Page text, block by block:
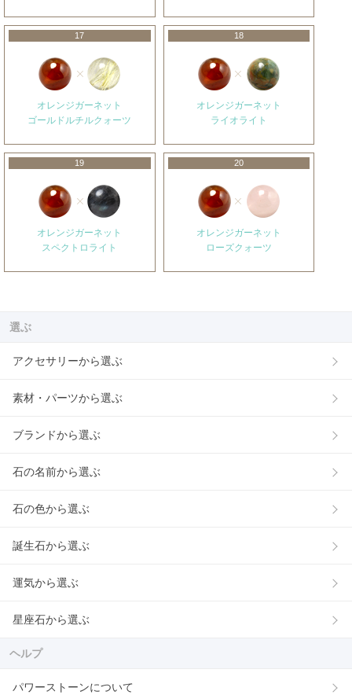
17
オレンジガーネット
ゴールドルチルクォーツ
18
オレンジガーネット
ライオライト
19
オレンジガーネット
スペクトロライト
20
オレンジガーネット
ローズクォーツ
選ぶ
アクセサリーから選ぶ
素材・パーツから選ぶ
ブランドから選ぶ
石の名前から選ぶ
石の色から選ぶ
誕生石から選ぶ
運気から選ぶ
星座石から選ぶ
ヘルプ
パワーストーンについて